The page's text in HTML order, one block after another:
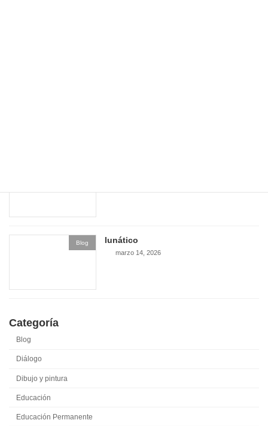
Blog lunático
marzo 14, 2026
Categoría
Blog
Diálogo
Dibujo y pintura
Educación
Educación Permanente